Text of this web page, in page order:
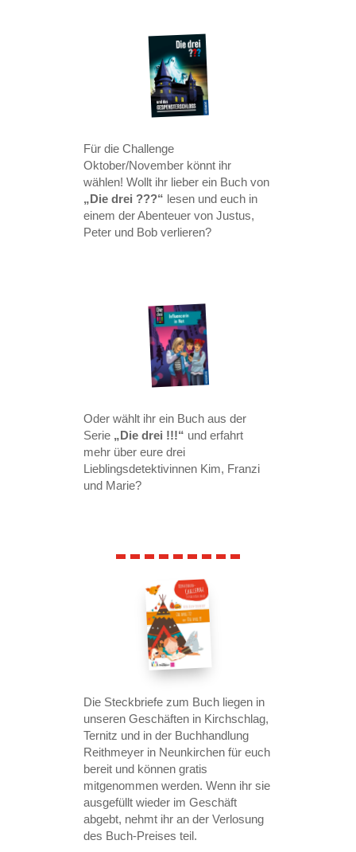
Für die Challenge
Oktober/November könnt ihr
wählen! Wollt ihr lieber ein Buch von
„Die drei ???“ lesen und euch in
einem der Abenteuer von Justus,
Peter und Bob verlieren?
Oder wählt ihr ein Buch aus der
Serie „Die drei !!!“ und erfahrt
mehr über eure drei
Lieblingsdetektivinnen Kim, Franzi
und Marie?
Die Steckbriefe zum Buch liegen in
unseren Geschäften in Kirchschlag,
Ternitz und in der Buchhandlung
Reithmeyer in Neunkirchen für euch
bereit und können gratis
mitgenommen werden. Wenn ihr sie
ausgefüllt wieder im Geschäft
abgebt, nehmt ihr an der Verlosung
des Buch-Preises teil.